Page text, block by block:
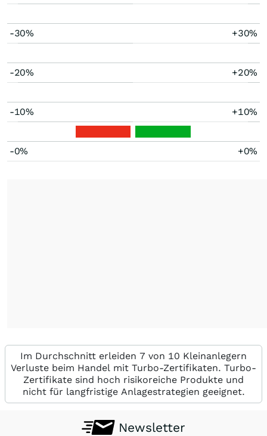
-30% +30%
-20% +20%
-10% +10%
-0% +0%
Im Durchschnitt erleiden 7 von 10 Kleinanlegern
Verluste beim Handel mit Turbo-Zertifikaten. Turbo-
Zertifikate sind hoch risikoreiche Produkte und
nicht für langfristige Anlagestrategien geeignet.
Newsletter